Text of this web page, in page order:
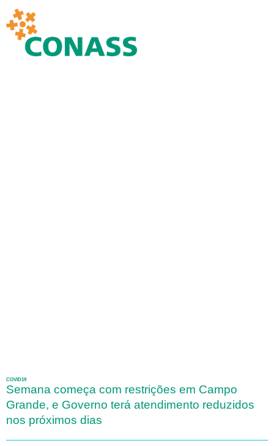
COVID19
Semana começa com restrições em Campo
Grande, e Governo terá atendimento reduzidos
nos próximos dias